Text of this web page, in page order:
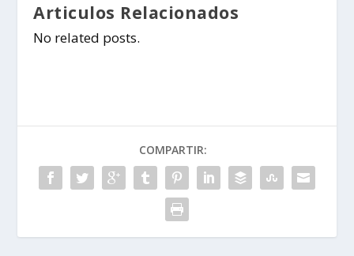
Articulos Relacionados
No related posts.
COMPARTIR: